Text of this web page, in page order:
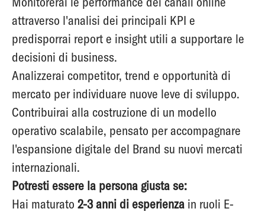
attraverso l'analisi dei principali KPI e
predisporrai report e insight utili a supportare le
decisioni di business.
Analizzerai competitor, trend e opportunità di
mercato per individuare nuove leve di sviluppo.
Contribuirai alla costruzione di un modello
operativo scalabile, pensato per accompagnare
l'espansione digitale del Brand su nuovi mercati
internazionali.
Potresti essere la persona giusta se:
Hai maturato 2-3 anni di esperienza in ruoli E-